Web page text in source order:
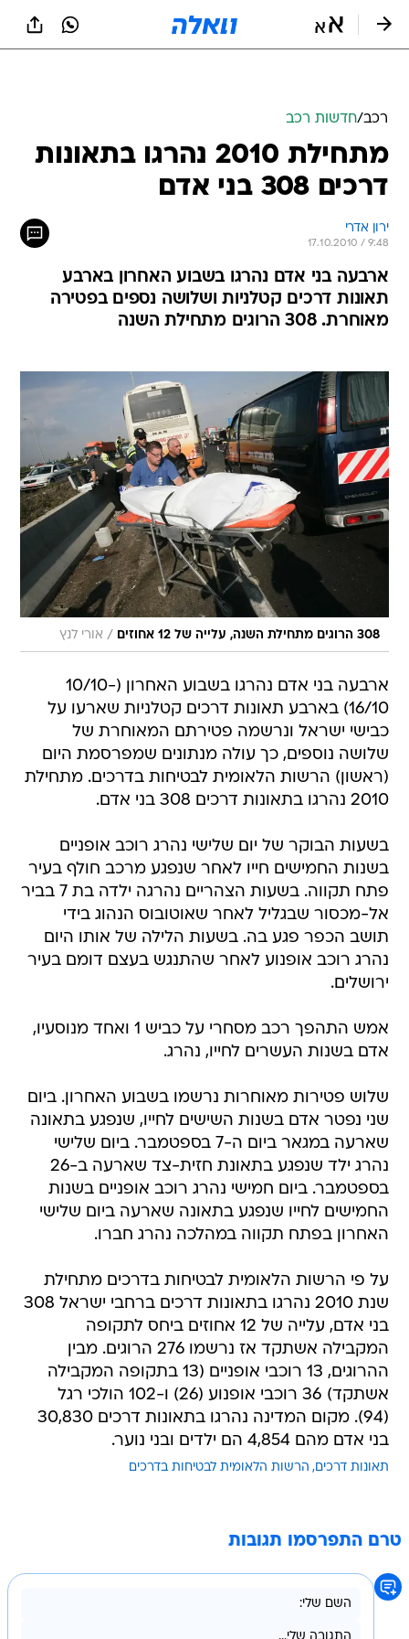
רכב/חדשות רכב
מתחילת 2010 נהרגו בתאונות
דרכים 308 בני אדם
ירון אדרי
17.10.2010 / 9:48
ארבעה בני אדם נהרגו בשבוע האחרון בארבע
תאונות דרכים קטלניות ושלושה נספים בפטירה
מאוחרת. 308 הרוגים מתחילת השנה
308 הרוגים מתחילת השנה, עלייה של 12 אחוזים / אורי לנץ
ארבעה בני אדם נהרגו בשבוע האחרון (10/10-
16/10) בארבע תאונות דרכים קטלניות שארעו על
כבישי ישראל ונרשמה פטירתם המאוחרת של
שלושה נוספים, כך עולה מנתונים שמפרסמת היום
(ראשון) הרשות הלאומית לבטיחות בדרכים. מתחילת
2010 נהרגו בתאונות דרכים 308 בני אדם.
בשעות הבוקר של יום שלישי נהרג רוכב אופניים
בשנות החמישים חייו לאחר שנפגע מרכב חולף בעיר
פתח תקווה. בשעות הצהריים נהרגה ילדה בת 7 בביר
אל-מכסור שבגליל לאחר שאוטובוס הנהוג בידי
תושב הכפר פגע בה. בשעות הלילה של אותו היום
נהרג רוכב אופנוע לאחר שהתנגש בעצם דומם בעיר
ירושלים.
אמש התהפך רכב מסחרי על כביש 1 ואחד מנוסעיו,
אדם בשנות העשרים לחייו, נהרג.
שלוש פטירות מאוחרות נרשמו בשבוע האחרון. ביום
שני נפטר אדם בשנות השישים לחייו, שנפגע בתאונה
שארעה במגאר ביום ה-7 בספטמבר. ביום שלישי
נהרג ילד שנפגע בתאונת חזית-צד שארעה ב-26
בספטמבר. ביום חמישי נהרג רוכב אופניים בשנות
החמישים לחייו שנפגע בתאונה שארעה ביום שלישי
האחרון בפתח תקווה במהלכה נהרג חברו.
על פי הרשות הלאומית לבטיחות בדרכים מתחילת
שנת 2010 נהרגו בתאונות דרכים ברחבי ישראל 308
בני אדם, עלייה של 12 אחוזים ביחס לתקופה
המקבילה אשתקד אז נרשמו 276 הרוגים. מבין
ההרוגים, 13 רוכבי אופניים (13 בתקופה המקבילה
אשתקד) 36 רוכבי אופנוע (26) ו-102 הולכי רגל
(94). מקום המדינה נהרגו בתאונות דרכים 30,830
בני אדם מהם 4,854 הם ילדים ובני נוער.
תאונות דרכים הרשות הלאומית לבטיחות בדרכים
טרם התפרסמו תגובות